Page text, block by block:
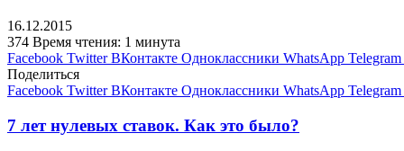
16.12.2015
374 Время чтения: 1 минута
Facebook Twitter ВКонтакте Одноклассники WhatsApp Telegram
Поделиться
Facebook Twitter ВКонтакте Одноклассники WhatsApp Telegram
7 лет нулевых ставок. Как это было?